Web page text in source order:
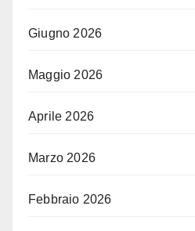
Giugno 2026
Maggio 2026
Aprile 2026
Marzo 2026
Febbraio 2026